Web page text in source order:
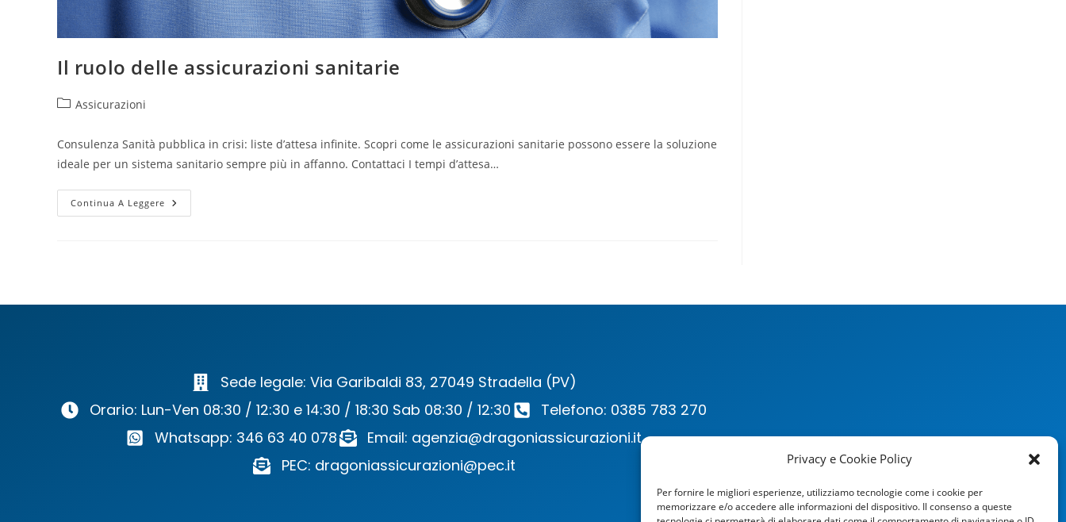
Privacy e Cookie Policy
Per fornire le migliori esperienze, utilizziamo tecnologie come i cookie per
memorizzare e/o accedere alle informazioni del dispositivo. Il consenso a queste
Il ruolo delle assicurazioni sanitarie
Assicurazioni
Consulenza Sanità pubblica in crisi: liste d’attesa infinite. Scopri come le assicurazioni sanitarie possono essere la soluzione
ideale per un sistema sanitario sempre più in affanno. Contattaci I tempi d’attesa…
Continua A Leggere
Sede legale: Via Garibaldi 83, 27049 Stradella (PV)
Orario: Lun-Ven 08:30 / 12:30 e 14:30 / 18:30 Sab 08:30 / 12:30
Telefono: 0385 783 270
Whatsapp: 346 63 40 078
Email: agenzia@dragoniassicurazioni.it
PEC: dragoniassicurazioni@pec.it